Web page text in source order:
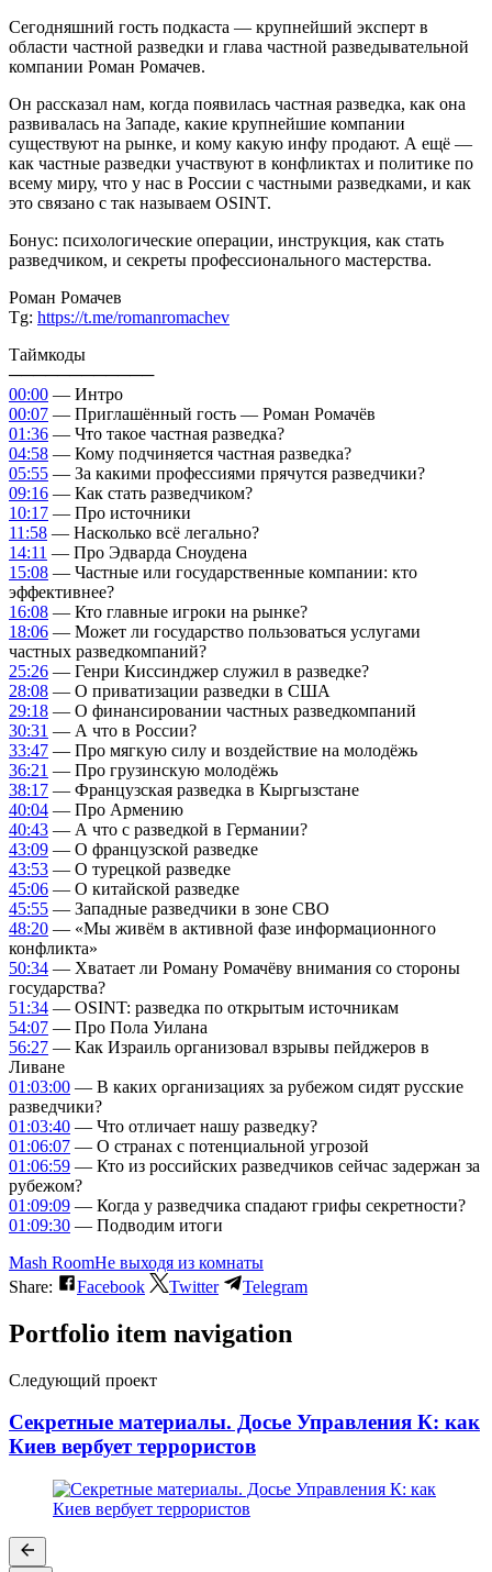
Сегодняшний гость подкаста — крупнейший эксперт в
области частной разведки и глава частной разведывательной
компании Роман Ромачев.
Он рассказал нам, когда появилась частная разведка, как она
развивалась на Западе, какие крупнейшие компании
существуют на рынке, и кому какую инфу продают. А ещё —
как частные разведки участвуют в конфликтах и политике по
всему миру, что у нас в России с частными разведками, и как
это связано с так называем OSINT.
Бонус: психологические операции, инструкция, как стать
разведчиком, и секреты профессионального мастерства.
Роман Ромачев
Tg: https://t.me/romanromachev
Таймкоды
────────────
00:00 — Интро
00:07 — Приглашённый гость — Роман Ромачёв
01:36 — Что такое частная разведка?
04:58 — Кому подчиняется частная разведка?
05:55 — За какими профессиями прячутся разведчики?
09:16 — Как стать разведчиком?
10:17 — Про источники
11:58 — Насколько всё легально?
14:11 — Про Эдварда Сноудена
15:08 — Частные или государственные компании: кто
эффективнее?
16:08 — Кто главные игроки на рынке?
18:06 — Может ли государство пользоваться услугами
частных разведкомпаний?
25:26 — Генри Киссинджер служил в разведке?
28:08 — О приватизации разведки в США
29:18 — О финансировании частных разведкомпаний
30:31 — А что в России?
33:47 — Про мягкую силу и воздействие на молодёжь
36:21 — Про грузинскую молодёжь
38:17 — Французская разведка в Кыргызстане
40:04 — Про Армению
40:43 — А что с разведкой в Германии?
43:09 — О французской разведке
43:53 — О турецкой разведке
45:06 — О китайской разведке
45:55 — Западные разведчики в зоне СВО
48:20 — «Мы живём в активной фазе информационного
конфликта»
50:34 — Хватает ли Роману Ромачёву внимания со стороны
государства?
51:34 — OSINT: разведка по открытым источникам
54:07 — Про Пола Уилана
56:27 — Как Израиль организовал взрывы пейджеров в
Ливане
01:03:00 — В каких организациях за рубежом сидят русские
разведчики?
01:03:40 — Что отличает нашу разведку?
01:06:07 — О странах с потенциальной угрозой
01:06:59 — Кто из российских разведчиков сейчас задержан за
рубежом?
01:09:09 — Когда у разведчика спадают грифы секретности?
01:09:30 — Подводим итоги
Mash RoomНе выходя из комнаты
Share:
Facebook Twitter Telegram
Portfolio item navigation
Следующий проект
Секретные материалы. Досье Управления К: как
Киев вербует террористов